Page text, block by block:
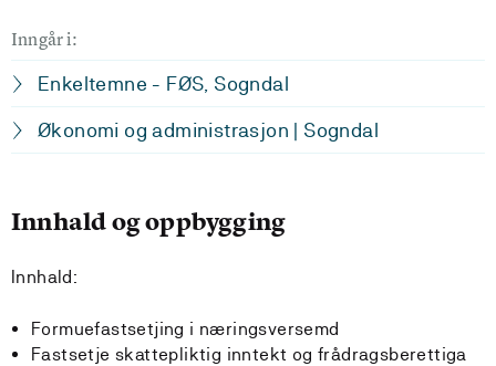
Inngår i:
Enkeltemne - FØS, Sogndal
Økonomi og administrasjon | Sogndal
Innhald og oppbygging
Innhald:
Formuefastsetjing i næringsversemd
Fastsetje skattepliktig inntekt og frådragsberettiga